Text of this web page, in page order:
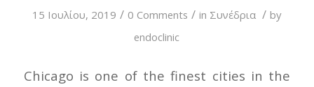
15 Ιουλίου, 2019 / 0 Comments / in Συνέδρια / by
endoclinic
Chicago is one of the finest cities in the